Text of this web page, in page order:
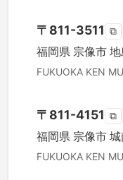
〒 811-3511 ⧉
福岡県 宗像市 地
FUKUOKA KEN
〒 811-4151 ⧉
福岡県 宗像市 城
FUKUOKA KEN